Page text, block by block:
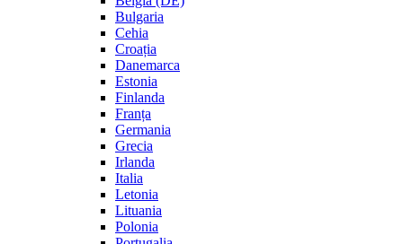
Bulgaria
Cehia
Croația
Danemarca
Estonia
Finlanda
Franța
Germania
Grecia
Irlanda
Italia
Letonia
Lituania
Polonia